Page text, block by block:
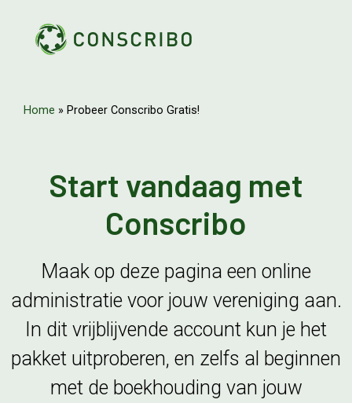
Home » Probeer Conscribo Gratis!
Start vandaag met
Conscribo
Maak op deze pagina een online
administratie voor jouw vereniging aan.
In dit vrijblijvende account kun je het
pakket uitproberen, en zelfs al beginnen
met de boekhouding van jouw